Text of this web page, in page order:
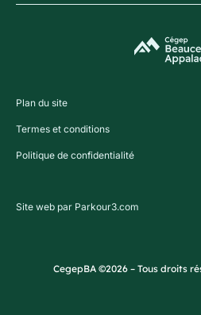
Plan du site
Termes et conditions
Politique de confidentialité
Site web par Parkour3.com
CegepBA ©2026 – Tous droits